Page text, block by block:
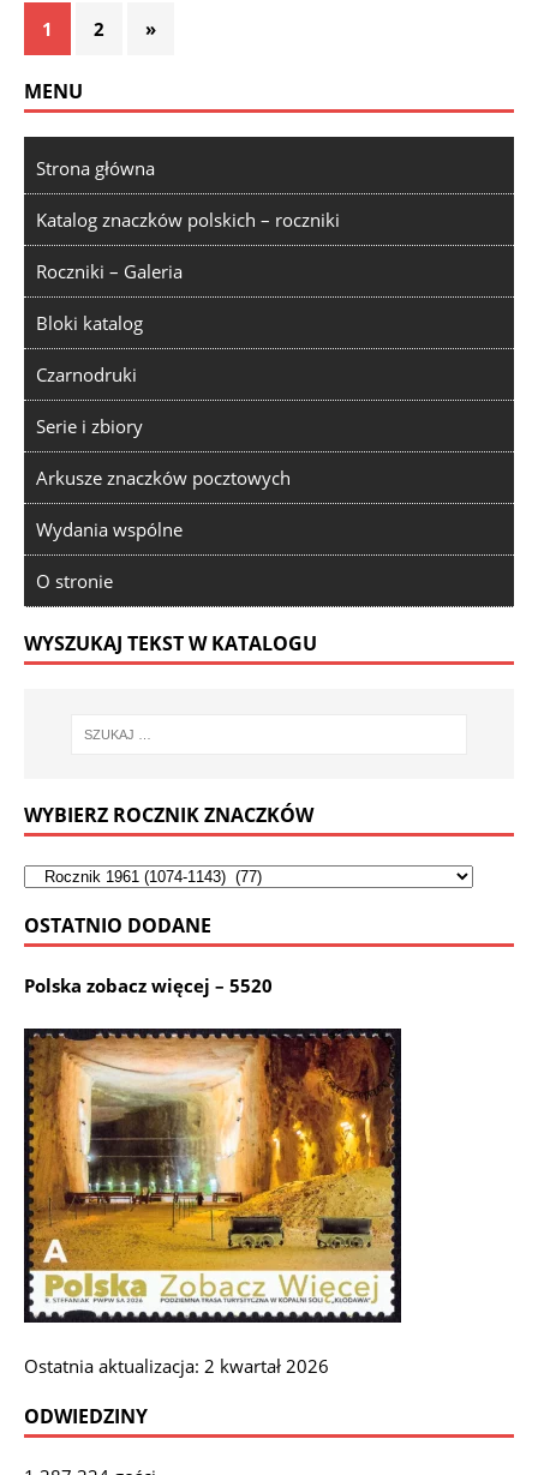
1 2 »
MENU
Strona główna
Katalog znaczków polskich – roczniki
Roczniki – Galeria
Bloki katalog
Czarnodruki
Serie i zbiory
Arkusze znaczków pocztowych
Wydania wspólne
O stronie
WYSZUKAJ TEKST W KATALOGU
WYBIERZ ROCZNIK ZNACZKÓW
OSTATNIO DODANE
Polska zobacz więcej – 5520
Ostatnia aktualizacja: 2 kwartał 2026
ODWIEDZINY